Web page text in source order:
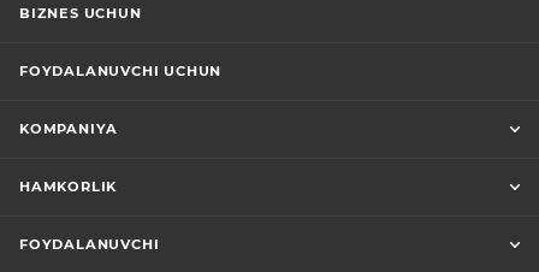
BIZNES UCHUN
FOYDALANUVCHI UCHUN
KOMPANIYA
HAMKORLIK
FOYDALANUVCHI